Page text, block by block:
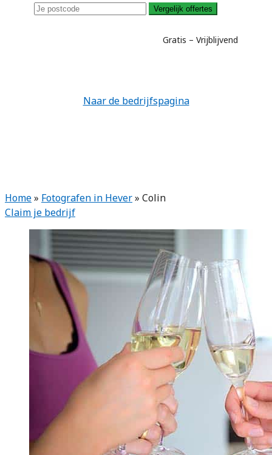
Vergelijk offertes
Gratis – Vrijblijvend
Naar de bedrijfspagina
Home» Fotografen in Hever» Colin
Claim je bedrijf